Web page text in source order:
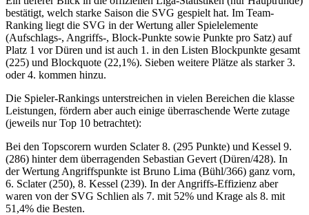
bestätigt, welch starke Saison die SVG gespielt hat. Im Team-
Ranking liegt die SVG in der Wertung aller Spielelemente
(Aufschlags-, Angriffs-, Block-Punkte sowie Punkte pro Satz) auf
Platz 1 vor Düren und ist auch 1. in den Listen Blockpunkte gesamt
(225) und Blockquote (22,1%). Sieben weitere Plätze als starker 3.
oder 4. kommen hinzu.
Die Spieler-Rankings unterstreichen in vielen Bereichen die klasse
Leistungen, fördern aber auch einige überraschende Werte zutage
(jeweils nur Top 10 betrachtet):
Bei den Topscorern wurden Sclater 8. (295 Punkte) und Kessel 9.
(286) hinter dem überragenden Sebastian Gevert (Düren/428). In
der Wertung Angriffspunkte ist Bruno Lima (Bühl/366) ganz vorn,
6. Sclater (250), 8. Kessel (239). In der Angriffs-Effizienz aber
waren von der SVG Schlien als 7. mit 52% und Krage als 8. mit
51,4% die Besten.